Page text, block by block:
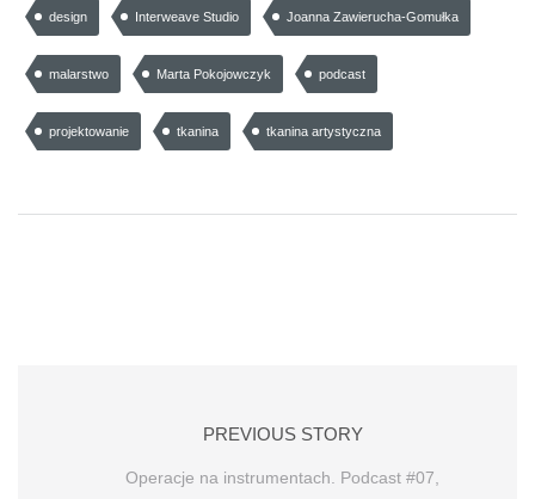
design Interweave Studio Joanna Zawierucha-Gomułka
malarstwo Marta Pokojowczyk podcast
projektowanie tkanina tkanina artystyczna
PREVIOUS STORY
Operacje na instrumentach. Podcast #07,